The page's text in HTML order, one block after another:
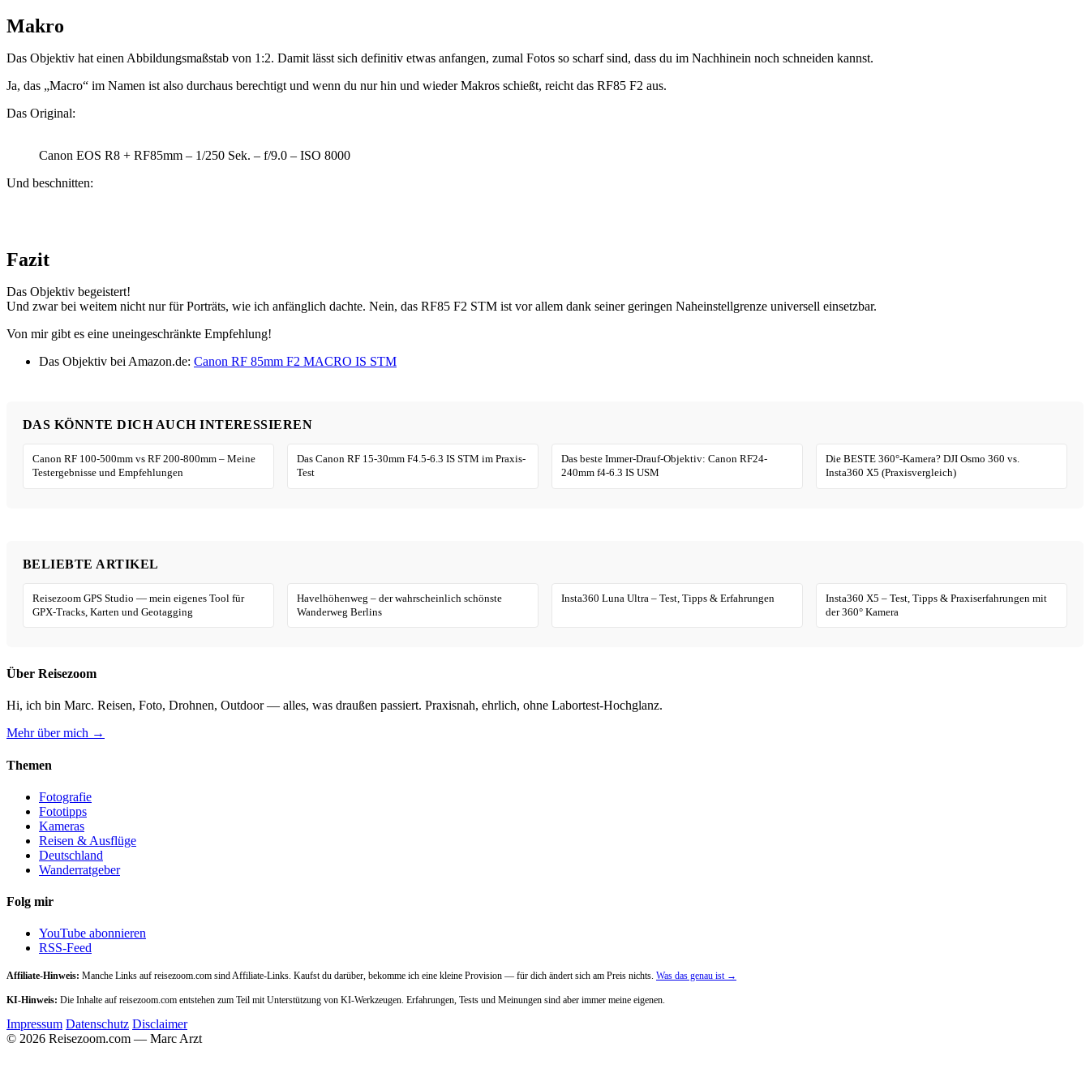
Makro
Das Objektiv hat einen Abbildungsmaßstab von 1:2. Damit lässt sich definitiv etwas anfangen, zumal Fotos so scharf sind, dass du im Nachhinein noch schneiden kannst.
Ja, das „Macro“ im Namen ist also durchaus berechtigt und wenn du nur hin und wieder Makros schießt, reicht das RF85 F2 aus.
Das Original:
Canon EOS R8 + RF85mm – 1/250 Sek. – f/9.0 – ISO 8000
Und beschnitten:
Fazit
Das Objektiv begeistert!
Und zwar bei weitem nicht nur für Porträts, wie ich anfänglich dachte. Nein, das RF85 F2 STM ist vor allem dank seiner geringen Naheinstellgrenze universell einsetzbar.
Von mir gibt es eine uneingeschränkte Empfehlung!
Das Objektiv bei Amazon.de: Canon RF 85mm F2 MACRO IS STM
DAS KÖNNTE DICH AUCH INTERESSIEREN
Canon RF 100-500mm vs RF 200-800mm – Meine
Testergebnisse und Empfehlungen
Das Canon RF 15-30mm F4.5-6.3 IS STM im Praxis-
Test
Das beste Immer-Drauf-Objektiv: Canon RF24-
240mm f4-6.3 IS USM
Die BESTE 360°-Kamera? DJI Osmo 360 vs.
Insta360 X5 (Praxisvergleich)
BELIEBTE ARTIKEL
Reisezoom GPS Studio — mein eigenes Tool für
GPX-Tracks, Karten und Geotagging
Havelhöhenweg – der wahrscheinlich schönste
Wanderweg Berlins
Insta360 Luna Ultra – Test, Tipps & Erfahrungen
Insta360 X5 – Test, Tipps & Praxiserfahrungen mit
der 360° Kamera
Über Reisezoom
Hi, ich bin Marc. Reisen, Foto, Drohnen, Outdoor — alles, was draußen passiert. Praxisnah, ehrlich, ohne Labortest-Hochglanz.
Mehr über mich →
Themen
Fotografie
Fototipps
Kameras
Reisen & Ausflüge
Deutschland
Wanderratgeber
Folg mir
YouTube abonnieren
RSS-Feed
Affiliate-Hinweis: Manche Links auf reisezoom.com sind Affiliate-Links. Kaufst du darüber, bekomme ich eine kleine Provision — für dich ändert sich am Preis nichts. Was das genau ist →
KI-Hinweis: Die Inhalte auf reisezoom.com entstehen zum Teil mit Unterstützung von KI-Werkzeugen. Erfahrungen, Tests und Meinungen sind aber immer meine eigenen.
Impressum Datenschutz Disclaimer
© 2026 Reisezoom.com — Marc Arzt